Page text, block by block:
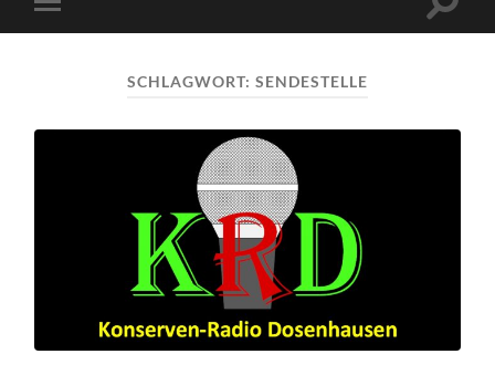
Mobile-
Menü
SCHLAGWORT: SENDESTELLE